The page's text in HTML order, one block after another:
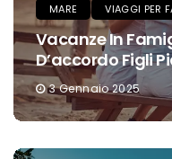
MARE VIAGGI PER
Vacanze In
D’accordo Figli
3 Gennaio 2025